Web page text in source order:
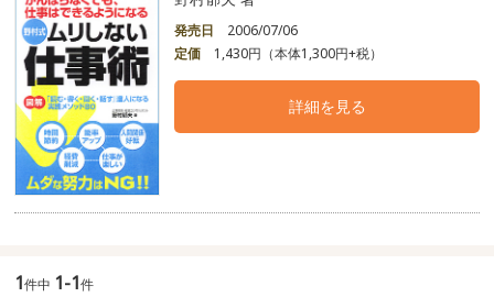
発売日
2006/07/06
定価
1,430円（本体1,300円+税）
詳細を見る
1件中 1-1件